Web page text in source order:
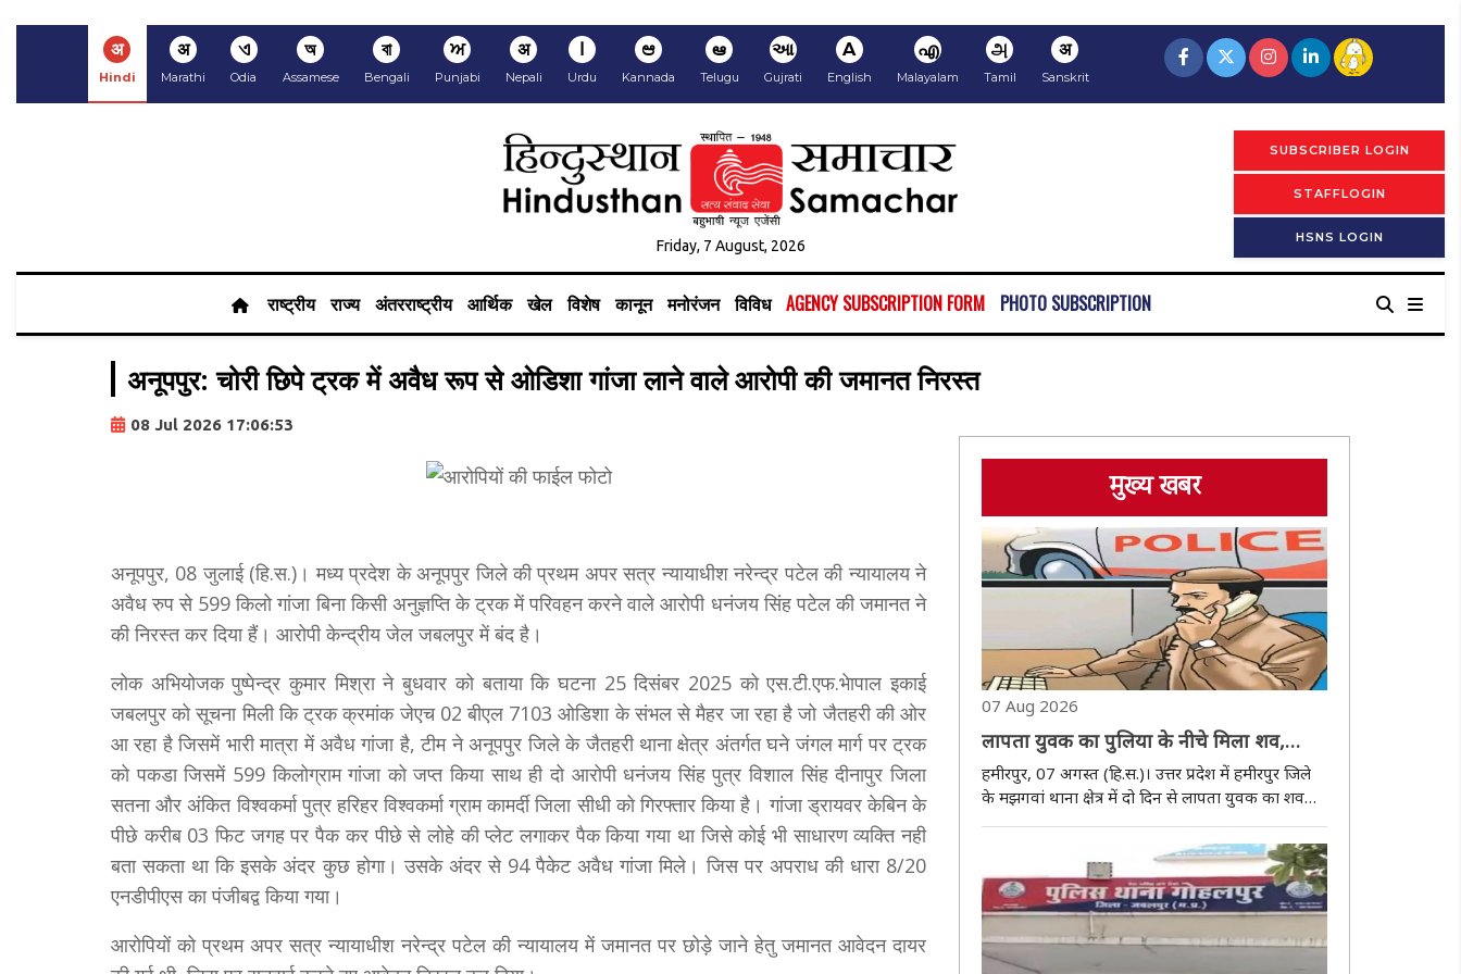
अ
Hindi
अ
Marathi
ଏ
Odia
অ
Assamese
বা
Bengali
ਅ
Punjabi
अ
Nepali
ا
Urdu
ಆ
Kannada
ఆ
Telugu
આ
Gujrati
A
English
എ
Malayalam
அ
Tamil
अ
Sanskrit
Friday, 7 August, 2026
SUBSCRIBER LOGIN
STAFFLOGIN
HSNS LOGIN
राष्ट्रीय राज्य अंतरराष्ट्रीय आर्थिक खेल विशेष कानून मनोरंजन विविध AGENCY SUBSCRIPTION FORM PHOTO SUBSCRIPTION
अनूपपुर: चोरी छिपे ट्रक में अवैध रूप से ओडिशा गांजा लाने वाले आरोपी की जमानत निरस्त
08 Jul 2026 17:06:53
अनूपपुर, 08 जुलाई (हि.स.)। मध्य प्रदेश के अनूपपुर जिले की प्रथम अपर सत्र न्यायाधीश नरेन्द्र पटेल की न्यायालय ने
अवैध रुप से 599 किलो गांजा बिना किसी अनुज्ञप्ति के ट्रक में परिवहन करने वाले आरोपी धनंजय सिंह पटेल की जमानत ने
की निरस्त कर दिया हैं। आरोपी केन्द्रीय जेल जबलपुर में बंद है।
लोक अभियोजक पुष्पेन्द्र कुमार मिश्रा ने बुधवार को बताया कि घटना 25 दिसंबर 2025 को एस.टी.एफ.भेापाल इकाई
जबलपुर को सूचना मिली कि ट्रक क्रमांक जेएच 02 बीएल 7103 ओडिशा के संभल से मैहर जा रहा है जो जैतहरी की ओर
आ रहा है जिसमें भारी मात्रा में अवैध गांजा है, टीम ने अनूपपुर जिले के जैतहरी थाना क्षेत्र अंतर्गत घने जंगल मार्ग पर ट्रक
को पकडा जिसमें 599 किलोग्राम गांजा को जप्त किया साथ ही दो आरोपी धनंजय सिंह पुत्र विशाल सिंह दीनापुर जिला
सतना और अंकित विश्वकर्मा पुत्र हरिहर विश्वकर्मा ग्राम कामर्दी जिला सीधी को गिरफ्तार किया है। गांजा ड्रायवर केबिन के
पीछे करीब 03 फिट जगह पर पैक कर पीछे से लोहे की प्लेट लगाकर पैक किया गया था जिसे कोई भी साधारण व्यक्ति नही
बता सकता था कि इसके अंदर कुछ होगा। उसके अंदर से 94 पैकेट अवैध गांजा मिले। जिस पर अपराध की धारा 8/20
एनडीपीएस का पंजीबद्व किया गया।
आरोपियों को प्रथम अपर सत्र न्यायाधीश नरेन्द्र पटेल की न्यायालय में जमानत पर छोड़े जाने हेतु जमानत आवेदन दायर
मुख्य खबर
07 Aug 2026
लापता युवक का पुलिया के नीचे मिला शव,
परिजनाें ने जताई हत्या की आशंका
हमीरपुर, 07 अगस्त (हि.स.)। उत्तर प्रदेश में हमीरपुर जिले
के मझगवां थाना क्षेत्र में दो दिन से लापता युवक का शव
शुक्रवार को पुलिया के नीचे पानी में मिला। घटना की सूचना
मिलते ही मौके पर ग्रामीणों की भीड़ जुट गई। परिजन युवक
की हत्या की आशंका जता रहे ..